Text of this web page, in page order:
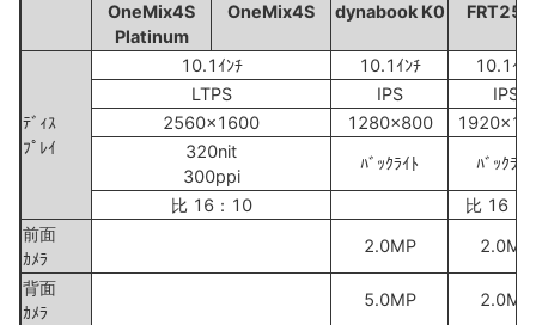
OneMix4S
Platinum
OneMix4S dynabook K0
ﾃﾞｨｽ
ﾌﾟﾚｲ
10.1ｲﾝﾁ 10.1ｲﾝﾁ
10.1ｲﾝﾁ
LTPS
IPS
IPS
2560x1600
1280x800
320nit
300ppi
ﾊﾞｯｸﾗｲﾄ ﾊﾞｯｸﾗｲﾄ
比 16：10
比 16：
前面
ｶﾒﾗ
2.0MP 2.0MP
背面
ｶﾒﾗ
5.0MP 2.0MP